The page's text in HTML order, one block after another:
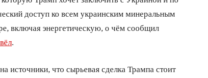
доступ ко всем украинским минеральным
включая энергетическую, о чём сообщил
источники, что сырьевая сделка Трампа стоит